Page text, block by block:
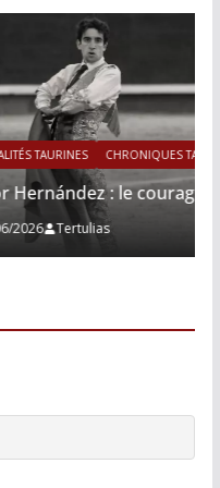
TAURINES 2026
immobile